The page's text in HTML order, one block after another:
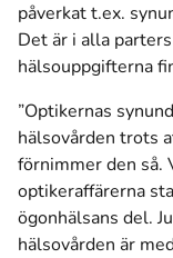
påverkat t.ex.
Det är i alla
hälsouppgifterna
”Optikernas
hälsovården trots
förnimmer den så.
optikeraffärerna
ögonhälsans del.
hälsovården är